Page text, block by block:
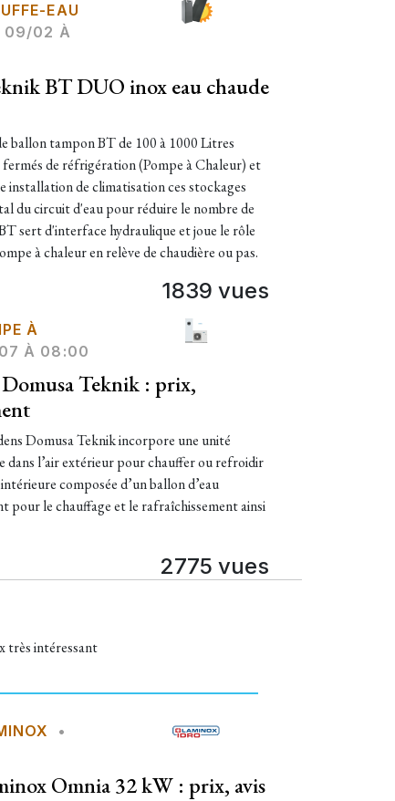
EAU
09/02 À
BT DUO inox eau chaude
ballon tampon BT de 100 à 1000 Litres
de réfrigération (Pompe à Chaleur) et
installation de climatisation ces stockages
du circuit d'eau pour réduire le nombre de
sert d'interface hydraulique et joue le rôle
à chaleur en relève de chaudière ou pas.
1839 vues
À
À 08:00
Teknik : prix,
Domusa Teknik incorpore une unité
dans l’air extérieur pour chauffer ou refroidir
composée d’un ballon d’eau
pour le chauffage et le rafraîchissement ainsi
2775 vues
très intéressant
•
Omnia 32 kW : prix, avis